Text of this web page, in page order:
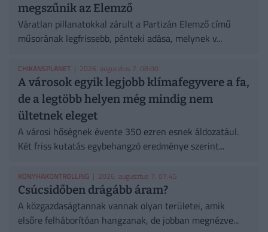
megszűnik az Elemző
Váratlan pillanatokkal zárult a Partizán Elemző című
műsorának legfrissebb, pénteki adása, melynek v...
CHIKANSPLANET | 2026. augusztus 7. 08:00
A városok egyik legjobb klímafegyvere a fa,
de a legtöbb helyen még mindig nem
ültetnek eleget
A városi hőségnek évente 350 ezren esnek áldozatául.
Két friss kutatás egybehangzó eredménye szerint...
KONYHAKONTROLLING | 2026. augusztus 7. 07:45
Csúcsidőben drágább áram?
A közgazdaságtannak vannak olyan területei, amik
elsőre felháborítóan hangzanak, de jobban megnézve...